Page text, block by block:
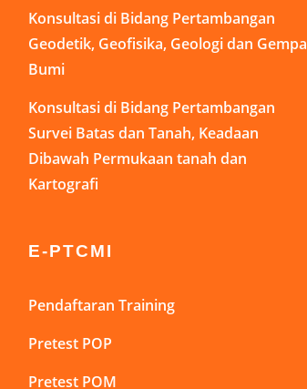
Konsultasi di Bidang Pertambangan
Geodetik, Geofisika, Geologi dan Gempa
Bumi
Konsultasi di Bidang Pertambangan
Survei Batas dan Tanah, Keadaan
Dibawah Permukaan tanah dan
Kartografi
E-PTCMI
Pendaftaran Training
Pretest POP
Pretest POM